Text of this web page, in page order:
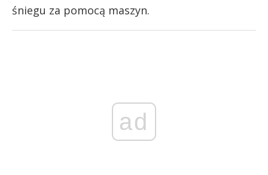
śniegu za pomocą maszyn.
ad